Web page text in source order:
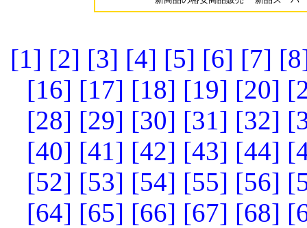
[1] [2] [3] [4] [5] [6] [7]
[16] [17] [18] [19] [20]
[28] [29] [30] [31] [32]
[40] [41] [42] [43] [44]
[52] [53] [54] [55] [56]
[64] [65] [66] [67] [68]